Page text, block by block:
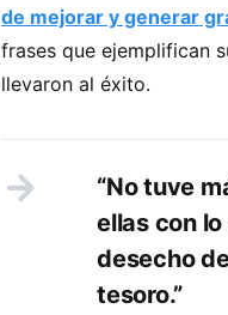
de mejorar y generar
frases que ejemplifican
llevaron al éxito.
“No tuve
ellas con
desecho
tesoro.”